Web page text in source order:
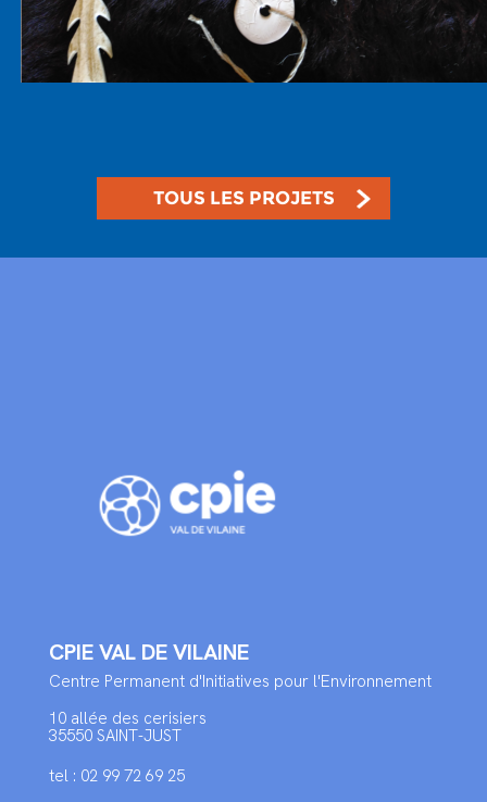
TOUS LES PROJETS
CPIE VAL DE VILAINE
Centre Permanent d'Initiatives pour l'Environnement
10 allée des cerisiers
35550 SAINT-JUST
tel : 02 99 72 69 25